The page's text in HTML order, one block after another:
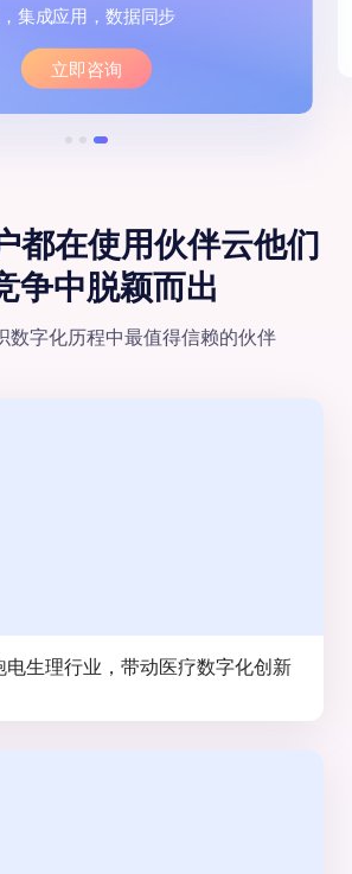
集成应用，数据同步
立即咨询
都在使用伙伴云他们
争中脱颖⽽出
数字化历程中最值得信赖的伙伴
生理行业，带动医疗数字化创新